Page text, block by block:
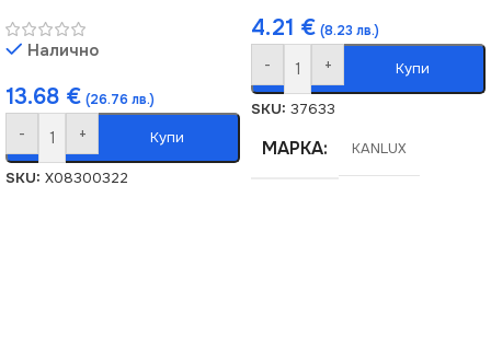
Налично
13.68 € (26.76 лв.)
- + Купи
SKU: X08300322
4.21 € (8.23 лв.)
- + Купи
SKU: 37633
МАРКА KANLUX